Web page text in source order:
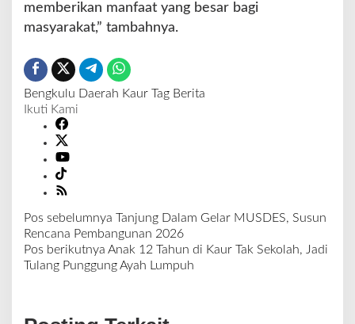
memberikan manfaat yang besar bagi
masyarakat,” tambahnya.
Bengkulu Daerah Kaur Tag Berita
Ikuti Kami
N
a
v
a
Pos sebelumnya Tanjung Dalam Gelar MUSDES, Susun
Rencana Pembangunan 2026
Pos berikutnya Anak 12 Tahun di Kaur Tak Sekolah, Jadi
Tulang Punggung Ayah Lumpuh